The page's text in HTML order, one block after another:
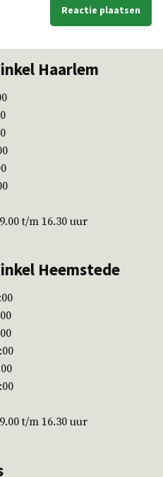
Haarlem
t/m 16.30 uur
Heemstede
t/m 16.30 uur